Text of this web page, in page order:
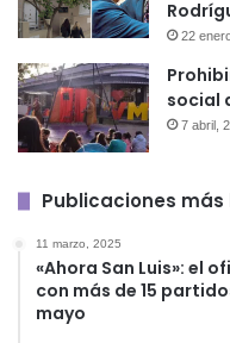
22
social
7 abril,
Publicaciones más
11 marzo, 2025
«Ahora San Luis»: el
con más de 15
mayo